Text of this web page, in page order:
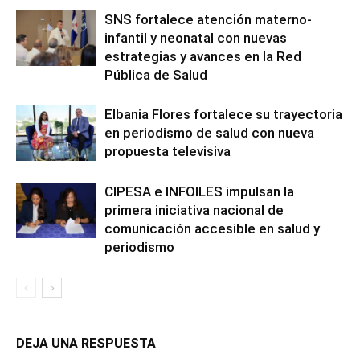
SNS fortalece atención materno-
infantil y neonatal con nuevas
estrategias y avances en la Red
Pública de Salud
Elbania Flores fortalece su trayectoria
en periodismo de salud con nueva
propuesta televisiva
CIPESA e INFOILES impulsan la
primera iniciativa nacional de
comunicación accesible en salud y
periodismo
DEJA UNA RESPUESTA